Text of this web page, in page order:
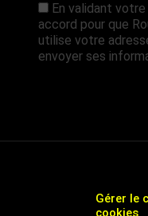
Gérer le
cookies
En validant
accord pour que
utilise votre
envoyer ses